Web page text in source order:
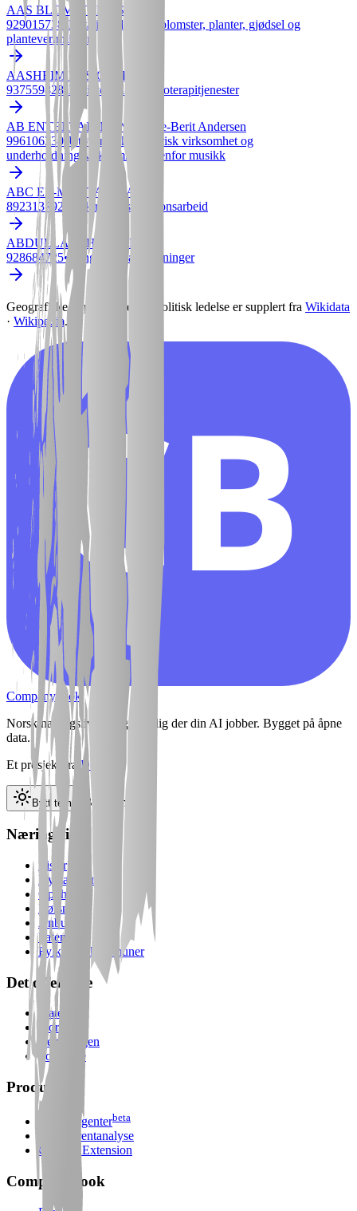
AAS BLOMSTER AS
929015738
Detaljhandel med blomster, planter, gjødsel og
plantevernmidler
AASHEIM FYSIOTERAPI
937559828 Fysioterapi- og ergoterapitjenester
AB ENTERTAINMENT Anne-Berit Andersen
996106330 Utøvende kunstnerisk virksomhet og
underholdningsvirksomhet innenfor musikk
ABC EL-MONTASJE AS
892313792
Elektrisk installasjonsarbeid
ABDULLAHI HASSAN
928684725• Rengjøring av bygninger
Geografiske opplysninger og politisk ledelse er supplert fra Wikidata
· Wikipedia.
CB
Companybook
Norsk næringsliv — tilgjengelig der din AI jobber. Bygget på åpne
data.
Et prosjekt fra D&CO
Bytt tema Bytt tema
Næringsliv
Lister
Nyetableringer
Opphørte
Børsnotert
Anbud
Patentsok
Fylker og kommuner
Det offentlige
Staten
Stortinget
Regjeringen
Politikere
Produkter
For AI-agenterbeta
Konkurrentanalyse
Chrome Extension
Companybook